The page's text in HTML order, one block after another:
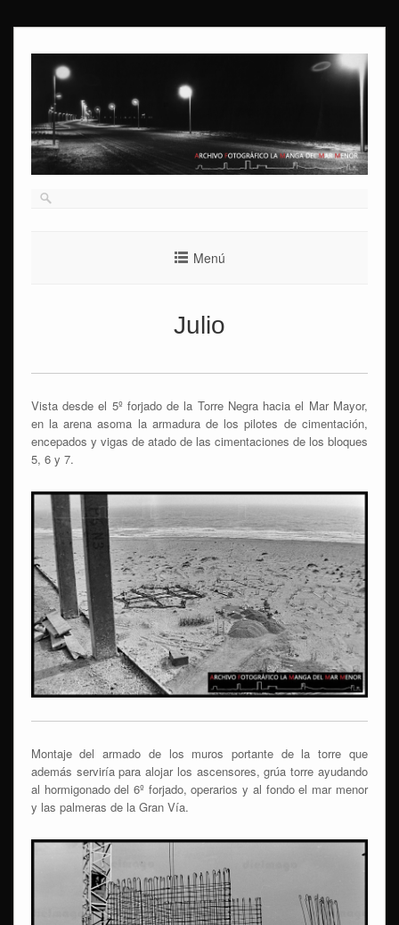
al
contenido
Menú
Julio
Vista desde el 5º forjado de la Torre Negra hacia el Mar Mayor,
en la arena asoma la armadura de los pilotes de cimentación,
encepados y vigas de atado de las cimentaciones de los bloques
5, 6 y 7.
Montaje del armado de los muros portante de la torre que
además serviría para alojar los ascensores, grúa torre ayudando
al hormigonado del 6º forjado, operarios y al fondo el mar menor
y las palmeras de la Gran Vía.